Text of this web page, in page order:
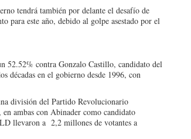
tendrá también por delante el desafío de
para este año, debido al golpe asestado por el
52.52% contra Gonzalo Castillo, candidato del
décadas en el gobierno desde 1996, con
división del Partido Revolucionario
ambas con Abinader como candidato
llevaron a 2,2 millones de votantes a